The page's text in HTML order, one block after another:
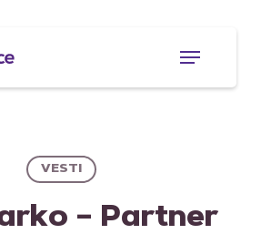
Menu
VESTI
– Partner